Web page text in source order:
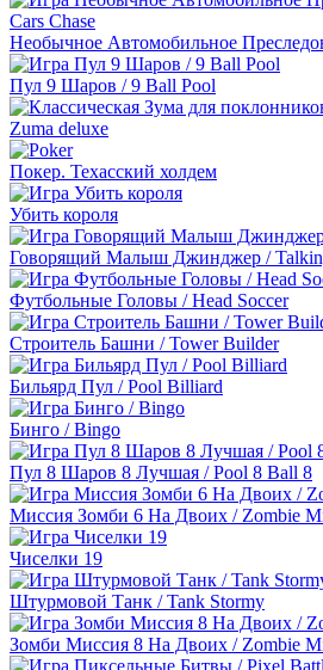
Необычное Автомобильное
Пул 9 Шаров / 9 Ball Pool
Zuma deluxe
Покер. Техасский холдем
Убить короля
Говорящий Малыш Джинджер /
Футбольные Головы / Head Soccer
Строитель Башни / Tower Builder
Бильярд Пул / Pool Billiard
Бинго / Bingo
Пул 8 Шаров 8 Лучшая / Pool 8 Ball 8
Миссия Зомби 6 На Двоих / Zombie
Чиселки 19
Штурмовой Танк / Tank Stormy
Зомби Миссия 8 На Двоих / Zombie